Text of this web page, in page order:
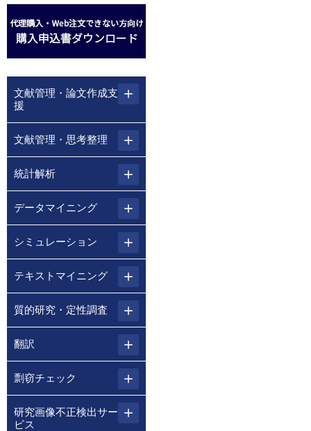
文献管理・論文作成支
援
文献管理・思考整理
統計解析
データマイニング
シミュレーション
テキストマイニング
質的研究・定性調査
翻訳
剽窃チェック
研究画像不正検出サー
ビス